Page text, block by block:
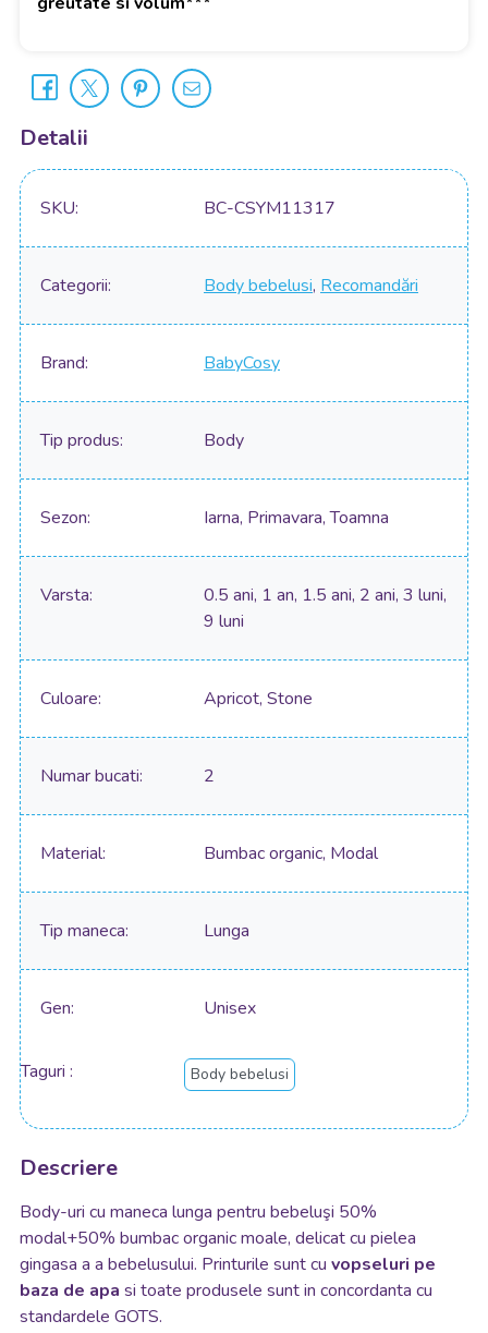
Detalii
SKU BC-CSYM11317
Categorii Body bebelusi, Recomandări
Brand BabyCosy
Tip produs Body
Sezon Iarna, Primavara, Toamna
Varsta
0.5 ani, 1 an, 1.5 ani, 2 ani, 3 luni,
9 luni
Culoare Apricot, Stone
Numar bucati 2
Material Bumbac organic, Modal
Tip maneca Lunga
Gen Unisex
Taguri Body bebelusi
Descriere
Body-uri cu maneca lunga pentru bebeluşi 50%
modal+50% bumbac organic moale, delicat cu pielea
gingasa a a bebelusului. Printurile sunt cu vopseluri pe
baza de apa si toate produsele sunt in concordanta cu
standardele GOTS.